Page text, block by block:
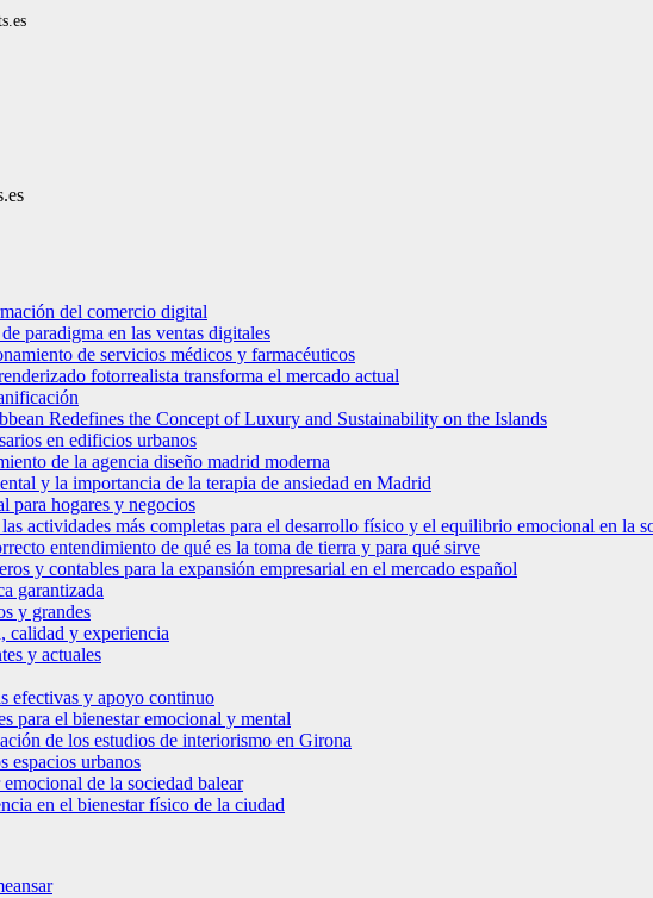
del comercio digital
paradigma en las ventas digitales
de servicios médicos y farmacéuticos
fotorrealista transforma el mercado actual
Redefines the Concept of Luxury and Sustainability on the Islands
en edificios urbanos
de la agencia diseño madrid moderna
y la importancia de la terapia de ansiedad en Madrid
para hogares y negocios
actividades más completas para el desarrollo físico y el equilibrio emocional en la
entendimiento de qué es la toma de tierra y para qué sirve
y contables para la expansión empresarial en el mercado español
garantizada
y grandes
calidad y experiencia
y actuales
efectivas y apoyo continuo
para el bienestar emocional y mental
de los estudios de interiorismo en Girona
espacios urbanos
de la sociedad balear
en el bienestar físico de la ciudad